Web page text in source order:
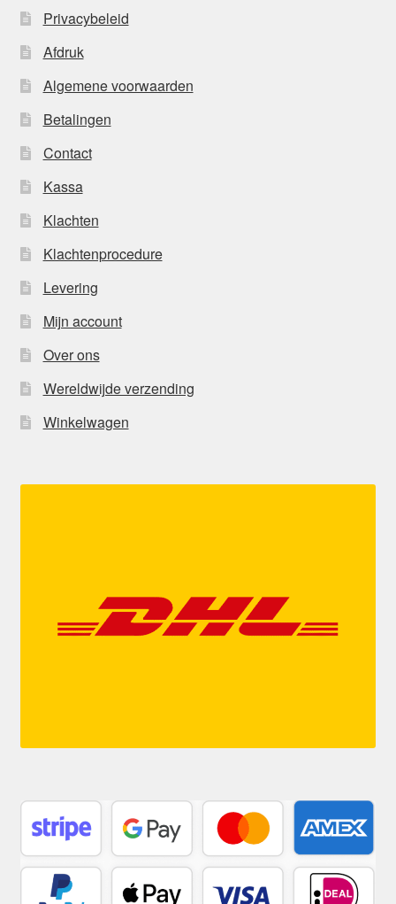
Privacybeleid
Afdruk
Algemene voorwaarden
Betalingen
Contact
Kassa
Klachten
Klachtenprocedure
Levering
Mijn account
Over ons
Wereldwijde verzending
Winkelwagen